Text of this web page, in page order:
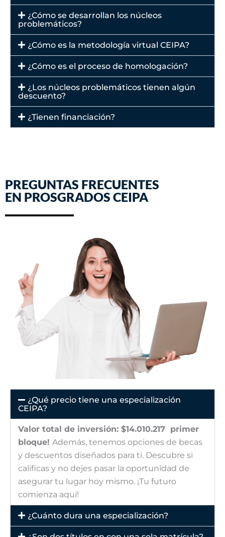
¿Cómo se desarrollan los núcleos
problemáticos?
¿Cómo es la metodología virtual CEIPA?
¿Cómo es el proceso de homologación?
¿Los núcleos problemáticos tienen algún
descuento?
¿Tienen financiación?
PREGUNTAS FRECUENTES
EN PROSGRADOS CEIPA
¿Qué precio tiene una especialización
CEIPA?
Valor total de inversión: $14.010.217 primer
bloque! Además, tenemos opciones de becas
y descuentos diseñados para ti. Descubre si
calificas y no dejes pasar la oportunidad de
asegurar tu lugar hoy mismo. ¡Tu futuro
comienza aquí!
¿Cuánto dura una especialización?